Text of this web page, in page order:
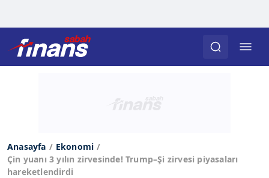
Anasayfa
Ekonomi
Çin yuanı 3 yılın zirvesinde! Trump–Şi zirvesi piyasaları
hareketlendirdi